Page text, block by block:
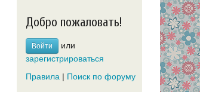
Добро пожаловать!
Войти
или
зарегистрироваться
Правила | Поиск по форуму